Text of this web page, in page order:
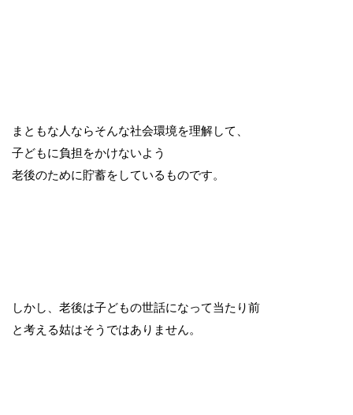
まともな人ならそんな社会環境を理解して、
子どもに負担をかけないよう
老後のために貯蓄をしているものです。
しかし、老後は子どもの世話になって当たり前
と考える姑はそうではありません。